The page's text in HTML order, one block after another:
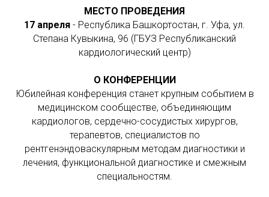
МЕСТО ПРОВЕДЕНИЯ
17 апреля - Республика Башкортостан, г. Уфа, ул.
Степана Кувыкина, 96 (ГБУЗ Республиканский
кардиологический центр)
О КОНФЕРЕНЦИИ
Юбилейная конференция станет крупным событием в
медицинском сообществе, объединяющим
кардиологов, сердечно-сосудистых хирургов,
терапевтов, специалистов по
рентгенэндоваскулярным методам диагностики и
лечения, функциональной диагностике и смежным
специальностям.